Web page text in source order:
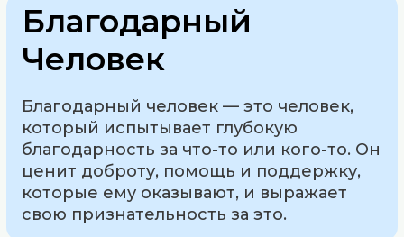
Благодарный
Человек
Благодарный человек — это человек,
который испытывает глубокую
благодарность за что-то или кого-то. Он
ценит доброту, помощь и поддержку,
которые ему оказывают, и выражает
свою признательность за это.